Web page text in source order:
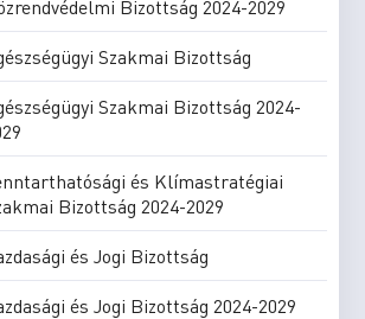
Bizottság 2024-2029
Szakmai Bizottság
Szakmai Bizottság 2024-
és Klímastratégiai
Bizottság 2024-2029
és Jogi Bizottság
és Jogi Bizottság 2024-2029